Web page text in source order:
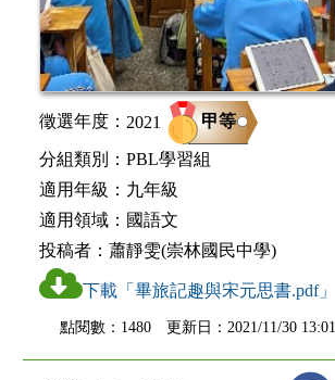
徵選年度： 2021 甲等
分組類別： PBL學習組
適用年級： 九年級
適用領域： 國語文
投稿者： 蕭靜雯(崇林國民中學)
下載「畢旅記趣與宋元思書.pdf」
點閱數：1480 更新日：2021/11/30 13:01